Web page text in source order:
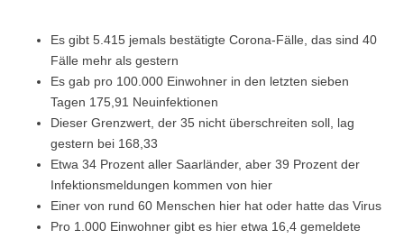
Es gibt 5.415 jemals bestätigte Corona-Fälle, das sind 40
Fälle mehr als gestern
Es gab pro 100.000 Einwohner in den letzten sieben
Tagen 175,91 Neuinfektionen
Dieser Grenzwert, der 35 nicht überschreiten soll, lag
gestern bei 168,33
Etwa 34 Prozent aller Saarländer, aber 39 Prozent der
Infektionsmeldungen kommen von hier
Einer von rund 60 Menschen hier hat oder hatte das Virus
Pro 1.000 Einwohner gibt es hier etwa 16,4 gemeldete